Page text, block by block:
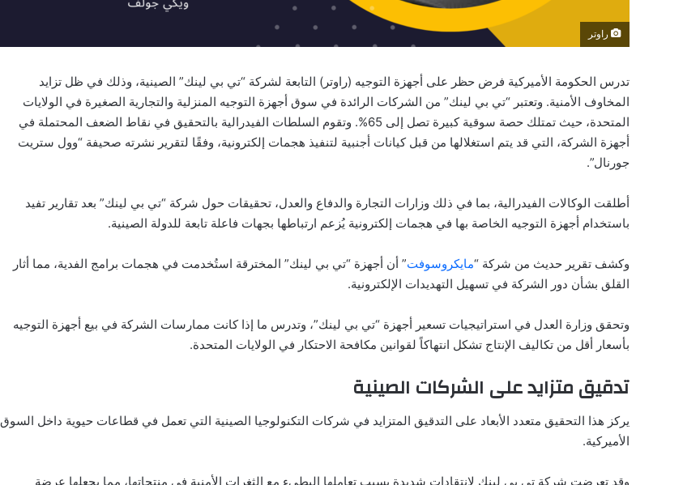
راوتر
تدرس الحكومة الأميركية فرض حظر على أجهزة التوجيه (راوتر) التابعة لشركة “تي بي لينك” الصينية، وذلك في ظل تزايد
المخاوف الأمنية. وتعتبر “تي بي لينك” من الشركات الرائدة في سوق أجهزة التوجيه المنزلية والتجارية الصغيرة في الولايات
المتحدة، حيث تمتلك حصة سوقية كبيرة تصل إلى 65%. وتقوم السلطات الفيدرالية بالتحقيق في نقاط الضعف المحتملة في
أجهزة الشركة، التي قد يتم استغلالها من قبل كيانات أجنبية لتنفيذ هجمات إلكترونية، وفقًا لتقرير نشرته صحيفة “وول ستريت
جورنال”.
أطلقت الوكالات الفيدرالية، بما في ذلك وزارات التجارة والدفاع والعدل، تحقيقات حول شركة “تي بي لينك” بعد تقارير تفيد
باستخدام أجهزة التوجيه الخاصة بها في هجمات إلكترونية يُزعم ارتباطها بجهات فاعلة تابعة للدولة الصينية.
وكشف تقرير حديث من شركة “مايكروسوفت” أن أجهزة “تي بي لينك” المخترقة استُخدمت في هجمات برامج الفدية، مما أثار
القلق بشأن دور الشركة في تسهيل التهديدات الإلكترونية.
وتحقق وزارة العدل في استراتيجيات تسعير أجهزة “تي بي لينك”، وتدرس ما إذا كانت ممارسات الشركة في بيع أجهزة التوجيه
بأسعار أقل من تكاليف الإنتاج تشكل انتهاكاً لقوانين مكافحة الاحتكار في الولايات المتحدة.
تدقيق متزايد على الشركات الصينية
يركز هذا التحقيق متعدد الأبعاد على التدقيق المتزايد في شركات التكنولوجيا الصينية التي تعمل في قطاعات حيوية داخل السوق
الأميركية.
وقد تعرضت شركة تي بي لينك لانتقادات شديدة بسبب تعاملها البطيء مع الثغرات الأمنية في منتجاتها، مما يجعلها عرضة